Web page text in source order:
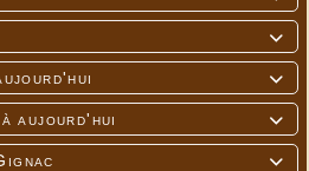



aujourd'hui
